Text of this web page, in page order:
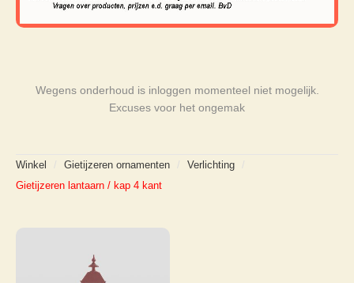
Wegens onderhoud is inloggen momenteel niet mogelijk.
Excuses voor het ongemak
Winkel Gietijzeren ornamenten Verlichting
Gietijzeren lantaarn / kap 4 kant